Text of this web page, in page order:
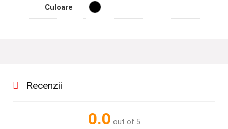
Culoare
Recenzii
0.0 out of 5